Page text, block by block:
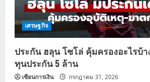
เศรษฐกิจ
ประกัน ฮลุน โซโล่ คุ้มครองอะไรบ้
ทุนประกัน 5 ล้าน
เซียนการเงิน กรกฎาคม 31, 2026